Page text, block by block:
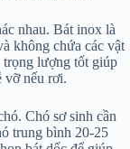
nhau. Bát inox là
không chứa các vật
trọng lượng tốt giúp
vỡ nếu rơi.
Chó sơ sinh cần
trung bình 20-25